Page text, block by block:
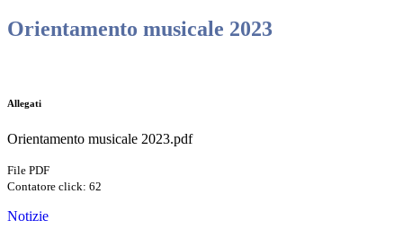
Orientamento musicale 2023
Allegati
Orientamento musicale 2023.pdf
File PDF
Contatore click: 62
Notizie